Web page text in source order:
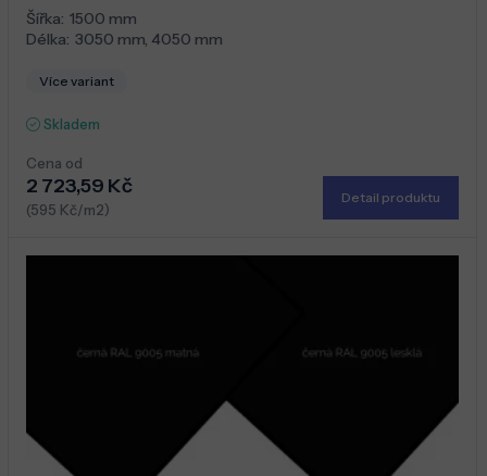
Šířka: 1500 mm
Délka: 3050 mm 4050 mm
Více variant
Skladem
Cena od
2 723,59 Kč
(595 Kč/m2)
Detail produktu